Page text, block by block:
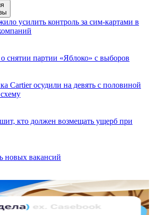
усилить контроль за сим-картами в
снятии партии «Яблоко» с выборов
Cartier осудили на девять с половиной
кто должен возмещать ущерб при
новых вакансий